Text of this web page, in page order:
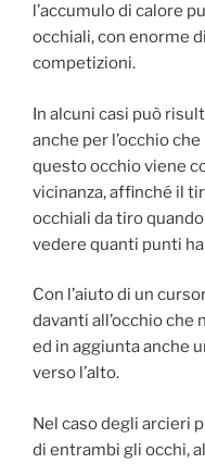
l’accumulo di calore
occhiali, con enorme
competizioni.
In alcuni casi può
anche per l’occhio
questo occhio viene
vicinanza, affinché il
occhiali da tiro
vedere quanti punti
Con l’aiuto di un
davanti all’occhio che
ed in aggiunta anche
verso l’alto.
Nel caso degli arcieri
di entrambi gli occhi,